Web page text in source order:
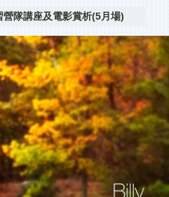
營隊講座及電影賞析(5月場)